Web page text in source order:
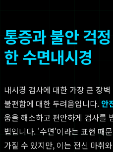
통증과 불안 걱
한 수면내시경
내시경 검사에 대한 가장 큰 장
불편함에 대한 두려움입니다. 안
움을 해소하고 편안하게 검사를
법입니다. '수면'이라는 표현 때
가질 수 있지만, 이는 전신 마취